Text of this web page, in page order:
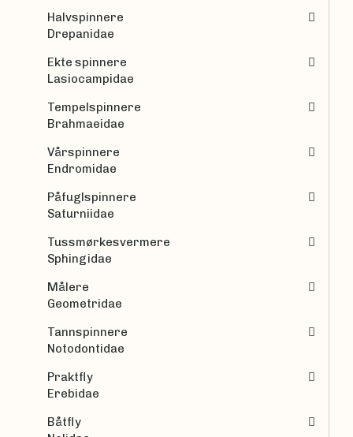
Halvspinnere
Drepanidae
Ekte spinnere
Lasiocampidae
Tempelspinnere
Brahmaeidae
Vårspinnere
Endromidae
Påfuglspinnere
Saturniidae
Tussmørkesvermere
Sphingidae
Målere
Geometridae
Tannspinnere
Notodontidae
Praktfly
Erebidae
Båtfly